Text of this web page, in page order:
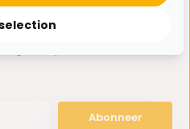
Abonneer